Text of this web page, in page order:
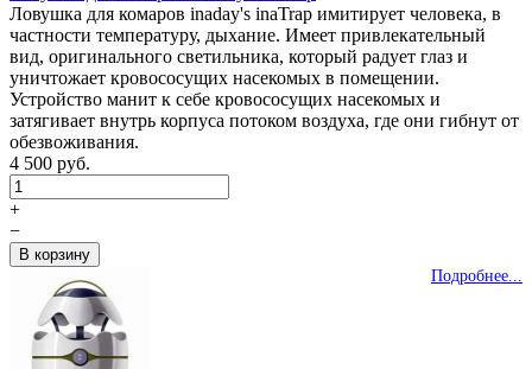
Ловушка для комаров inaday's inaTrap имитирует человека, в
частности температуру, дыхание. Имеет привлекательный
вид, оригинального светильника, который радует глаз и
уничтожает кровососущих насекомых в помещении.
Устройство манит к себе кровососущих насекомых и
затягивает внутрь корпуса потоком воздуха, где они гибнут от
обезвоживания.
4 500 руб.
+
−
Подробнее...